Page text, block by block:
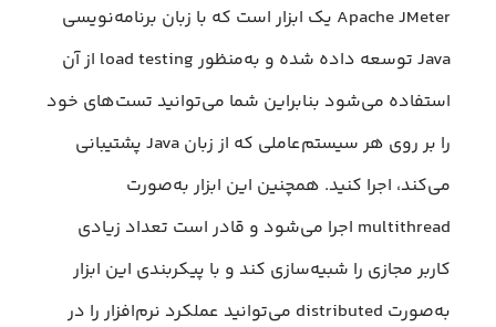
Apache JMeter یک ابزار است که با زبان برنامه‌نویسی
Java توسعه داده شده و به‌منظور load testing از آن
استفاده می‌شود بنابراین شما می‌توانید تست‌های خود
را بر روی هر سیستم‌عاملی که از زبان Java پشتیبانی
می‌کند، اجرا کنید. همچنین این ابزار به‌صورت
multithread اجرا می‌شود و قادر است تعداد زیادی
کاربر مجازی را شبیه‌سازی کند و با پیکربندی این ابزار
به‌صورت distributed می‌توانید عملکرد نرم‌افزار را در